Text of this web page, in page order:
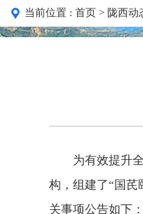
当前位置 : 首页 > 陇西动
为有效提升
构，组建了“国芪
关事项公告如下：